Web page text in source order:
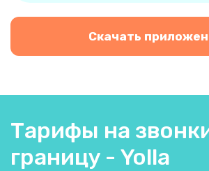
Скачать
Тарифы на
границу - Yolla